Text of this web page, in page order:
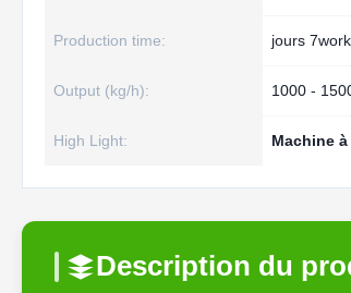
Production time: jours
Output (kg/h): 1000 -
High Light: Machine
Description du